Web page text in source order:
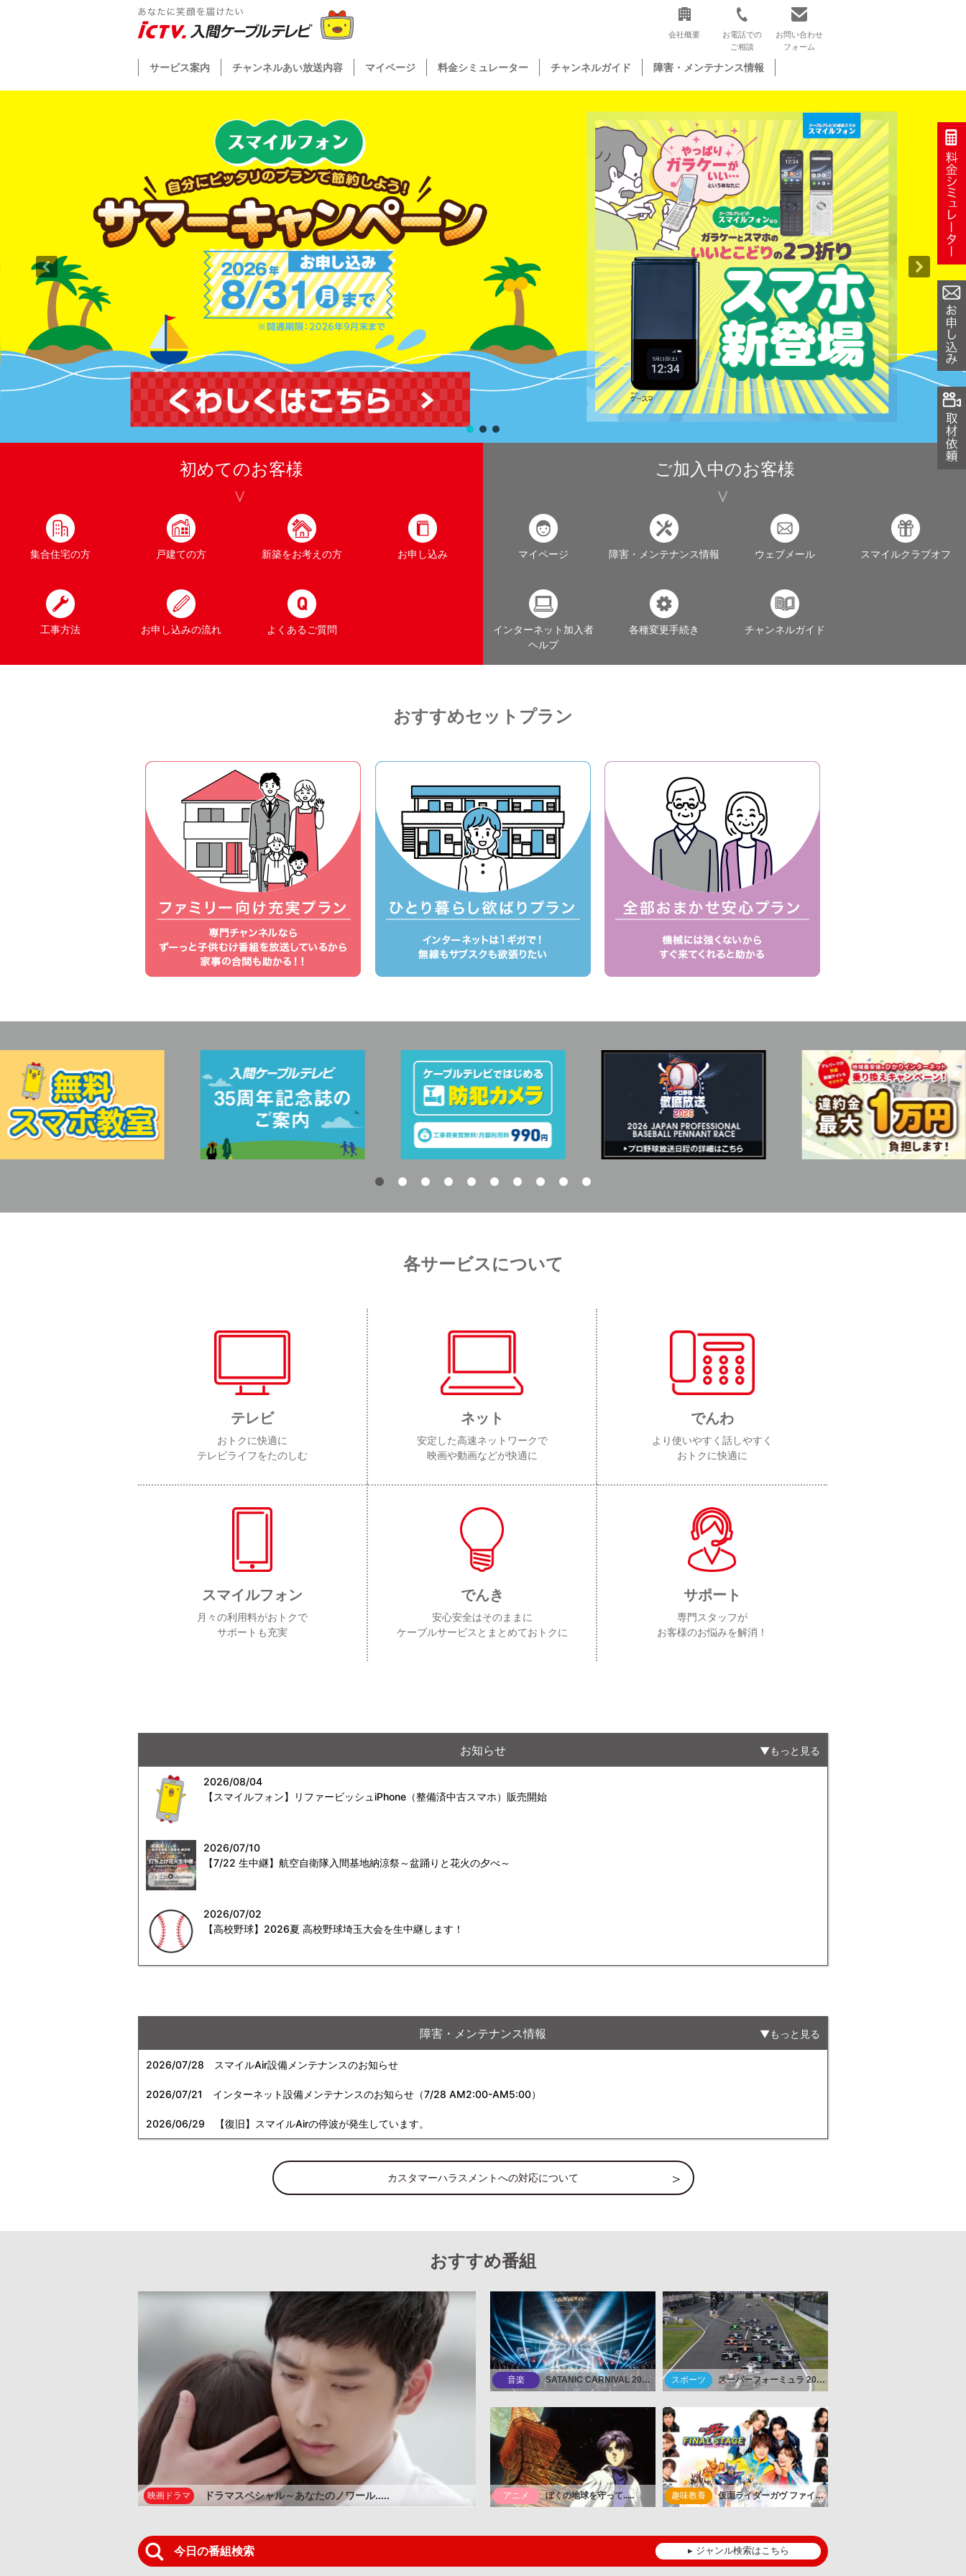
会社概要
お電話での
ご相談
お問い合わせ
フォーム
サービス案内 チャンネルあい放送内容 マイページ 料金シミュレーター チャンネルガイド 障害・メンテナンス情報
初めてのお客様
集合住宅の方 戸建ての方 新築をお考えの方 お申し込み
工事方法 お申し込みの流れ よくあるご質問
ご加入中のお客様
マイページ 障害・メンテナンス情報 ウェブメール スマイルクラブオフ
インターネット加入者
ヘルプ
各種変更手続き チャンネルガイド
おすすめセットプラン
各サービスについて
テレビ
おトクに快適に
テレビライフをたのしむ
ネット
安定した高速ネットワークで
映画や動画などが快適に
でんわ
より使いやすく話しやすく
おトクに快適に
スマイルフォン
月々の利用料がおトクで
サポートも充実
でんき
安心安全はそのままに
ケーブルサービスとまとめておトクに
サポート
専門スタッフが
お客様のお悩みを解消！
お知らせ もっと見る
2026/08/04
【スマイルフォン】リファービッシュiPhone（整備済中古スマホ）販売開始
2026/07/10
【7/22 生中継】航空自衛隊入間基地納涼祭～盆踊りと花火の夕べ～
2026/07/02
【高校野球】2026夏 高校野球埼玉大会を生中継します！
障害・メンテナンス情報 もっと見る
2026/07/28 スマイルAir設備メンテナンスのお知らせ
2026/07/21 インターネット設備メンテナンスのお知らせ（7/28 AM2:00-AM5:00）
2026/06/29 【復旧】スマイルAirの停波が発生しています。
カスタマーハラスメントへの対応について
おすすめ番組